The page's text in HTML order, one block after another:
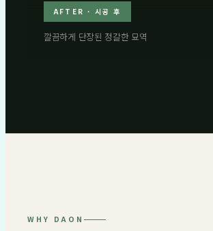
AFTER · 시공 후
깔끔하게 단장된 정갈한 묘역
WHY DAON